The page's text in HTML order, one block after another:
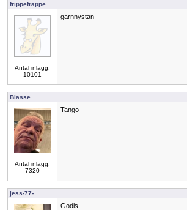
frippefrappe
Antal inlägg:
10101
garnnystan
Blasse
Antal inlägg:
7320
Tango
jess-77-
Godis